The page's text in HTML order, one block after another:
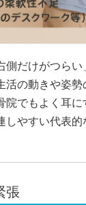
側だけがつら
活の動きや姿
院でもよく耳
しやすい代表的
張